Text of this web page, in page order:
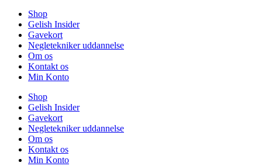
Shop
Gelish Insider
Gavekort
Negletekniker uddannelse
Om os
Kontakt os
Min Konto
Shop
Gelish Insider
Gavekort
Negletekniker uddannelse
Om os
Kontakt os
Min Konto